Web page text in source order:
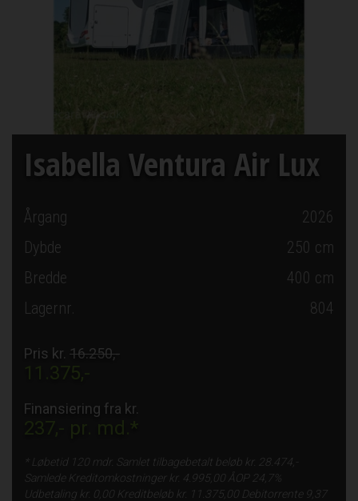
Isabella Ventura Air Lux
Årgang
2026
Dybde
250 cm
Bredde
400 cm
Lagernr.
804
Pris kr. 16.250,-
11.375,-
Finansiering fra kr.
237,- pr. md.*
* Løbetid 120 mdr. Samlet tilbagebetalt beløb kr.
28.474,-
Samlede Kreditomkostninger kr.
4.995,00 ÅOP 24,7%
Udbetaling kr.
0,00 Kreditbeløb kr. 11.375,00 Debitorrente 9,37